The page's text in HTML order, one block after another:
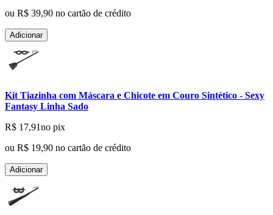
ou R$ 39,90 no cartão de crédito
Adicionar
Kit Tiazinha com Máscara e Chicote em Couro Sintético - Sexy
Fantasy Linha Sado
R$ 17,91no pix
ou R$ 19,90 no cartão de crédito
Adicionar